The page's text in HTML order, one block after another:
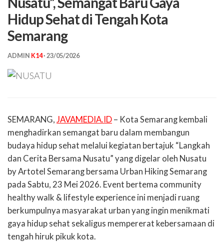
Hidup Sehat di Tengah Kota
Semarang
ADMIN K14· 23/05/2026
SEMARANG, JAVAMEDIA.ID – Kota Semarang kembali
menghadirkan semangat baru dalam membangun
budaya hidup sehat melalui kegiatan bertajuk “Langkah
dan Cerita Bersama Nusatu” yang digelar oleh Nusatu
by Artotel Semarang bersama Urban Hiking Semarang
pada Sabtu, 23 Mei 2026. Event bertema community
healthy walk & lifestyle experience ini menjadi ruang
berkumpulnya masyarakat urban yang ingin menikmati
gaya hidup sehat sekaligus mempererat kebersamaan di
tengah hiruk pikuk kota.